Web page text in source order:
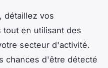
détaillez vos
en utilisant des
secteur d'activité.
chances d'être détecté